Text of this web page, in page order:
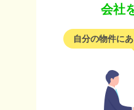
会社
自分の物件に